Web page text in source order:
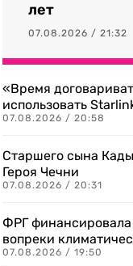
лет
07.08.2026 / 21:32
«Время
использовать
07.08.2026 / 20:58
Старшего сына
Героя Чечни
07.08.2026 / 20:31
ФРГ
вопреки
07.08.2026 / 19:50